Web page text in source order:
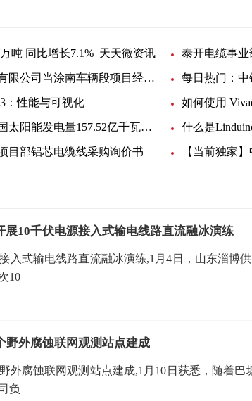
吨 同比增长7.1%_天天微资讯 泰开电缆事业
中铁四局集团建筑工程有限公司当涂南车辆段项目经理部采购铝芯电缆
：性能与可视化 如何使用
【环球聚看点】11月我国太阳能发电量157.52亿千瓦时 同比持平 什么是
目部铝芯电缆线采购询价书
展10千伏电源接入式输电线路直流融冰演练
入式输电线路直流融冰演练,1月4日，山东淄博
10
野外腐蚀联网观测站点建成
外腐蚀联网观测站点建成,1月10日获悉，随着
负